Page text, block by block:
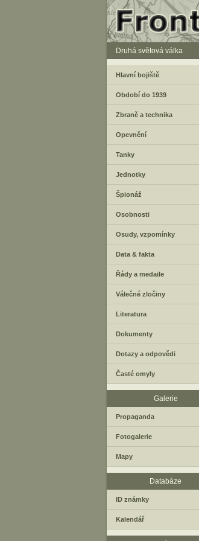
Druhá světová válka
Hlavní bojiště
Období do 1939
Zbraně a technika
Opevnění
Tanky
Jednotky
Špionáž
Osobnosti
Osudy, vzpomínky
Data & fakta
Řády a medaile
Válečné zločiny
Literatura
Dokumenty
Dotazy a odpovědi
Časté omyly
Galerie
Propaganda
Fotogalerie
Mapy
Databáze
ID známky
Kalendář